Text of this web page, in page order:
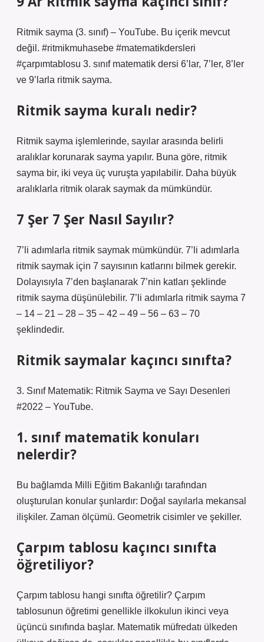
Ritmik sayma (3. sınıf) – YouTube. Bu içerik mevcut
değil. #ritmikmuhasebe #matematikdersleri
#çarpımtablosu 3. sınıf matematik dersi 6’lar, 7’ler, 8’ler
ve 9’larla ritmik sayma.
Ritmik sayma kuralı nedir?
Ritmik sayma işlemlerinde, sayılar arasında belirli
aralıklar korunarak sayma yapılır. Buna göre, ritmik
sayma bir, iki veya üç vuruşta yapılabilir. Daha büyük
aralıklarla ritmik olarak saymak da mümkündür.
7 Şer 7 Şer Nasıl Sayılır?
7’li adımlarla ritmik saymak mümkündür. 7’li adımlarla
ritmik saymak için 7 sayısının katlarını bilmek gerekir.
Dolayısıyla 7’den başlanarak 7’nin katları şeklinde
ritmik sayma düşünülebilir. 7’li adımlarla ritmik sayma 7
– 14 – 21 – 28 – 35 – 42 – 49 – 56 – 63 – 70
şeklindedir.
Ritmik saymalar kaçıncı sınıfta?
3. Sınıf Matematik: Ritmik Sayma ve Sayı Desenleri
#2022 – YouTube.
1. sınıf matematik konuları
nelerdir?
Bu bağlamda Milli Eğitim Bakanlığı tarafından
oluşturulan konular şunlardır: Doğal sayılarla mekansal
ilişkiler. Zaman ölçümü. Geometrik cisimler ve şekiller.
Çarpım tablosu kaçıncı sınıfta
öğretiliyor?
Çarpım tablosu hangi sınıfta öğretilir? Çarpım
tablosunun öğretimi genellikle ilkokulun ikinci veya
üçüncü sınıfında başlar. Matematik müfredatı ülkeden